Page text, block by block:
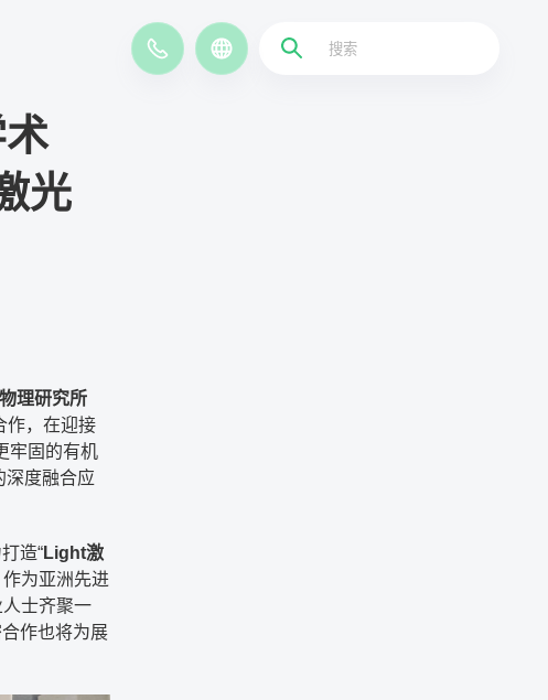
光
理研究所
作，在迎接
牢固的有机
深度融合应
造“Light激
作为亚洲先进
士齐聚一
作也将为展